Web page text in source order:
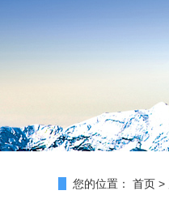
您的位置： 首页 >